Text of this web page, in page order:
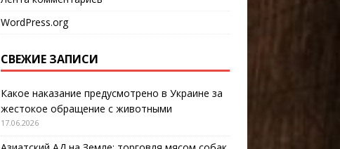
WordPress.org
СВЕЖИЕ ЗАПИСИ
Какое наказание предусмотрено в Украине за
жестокое обращение с животными
17.06.2026